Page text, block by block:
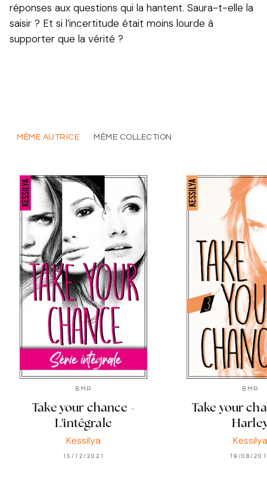
réponses aux questions qui la hantent. Saura-t-elle la
saisir ? Et si l’incertitude était moins lourde à
supporter que la vérité ?
MÊME AUTRICE MÊME COLLECTION
BMR
Take your chance -
L'intégrale
Kessilya
15/12/2021
BMR
Take your
Kessilya
19/08/